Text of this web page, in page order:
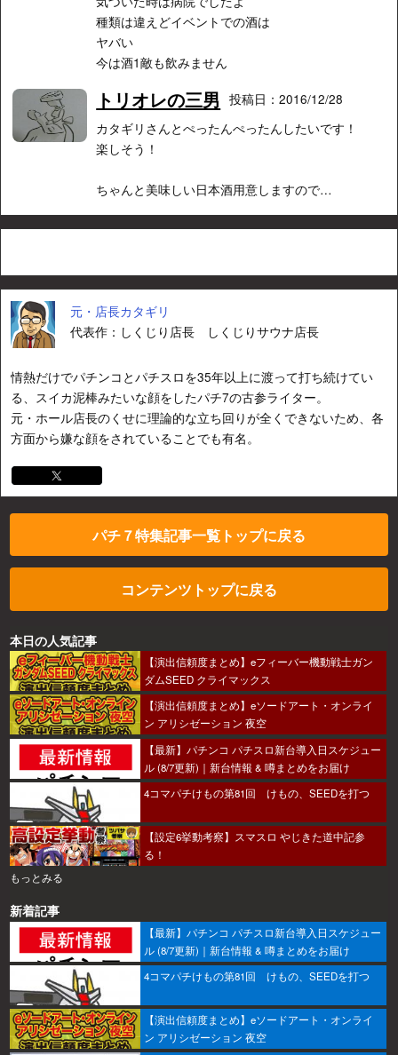
種類は違えどイベントでの酒は
ヤバい
今は酒1敵も飲みません
トリオレの三男
投稿日：2016/12/28
カタギリさんとぺったんぺったんしたいです！
楽しそう！
ちゃんと美味しい日本酒用意しますので…
元・店長カタギリ
代表作：しくじり店長 しくじりサウナ店長
情熱だけでパチンコとパチスロを35年以上に渡って打ち続けてい
る、スイカ泥棒みたいな顔をしたパチ7の古参ライター。
元・ホール店長のくせに理論的な立ち回りが全くできないため、各
方面から嫌な顔をされていることでも有名。
パチ７特集記事一覧トップに戻る
コンテンツトップに戻る
本日の人気記事
【演出信頼度まとめ】eフィーバー機動戦士ガン
ダムSEED クライマックス
【演出信頼度まとめ】eソードアート・オンライ
ン アリシゼーション 夜空
【最新】パチンコ パチスロ新台導入日スケジュー
ル (8/7更新)｜新台情報 & 噂まとめをお届け
4コマパチけもの第81回 けもの、SEEDを打つ
【設定6挙動考察】スマスロ やじきた道中記参
る！
もっとみる
新着記事
【最新】パチンコ パチスロ新台導入日スケジュー
ル (8/7更新)｜新台情報 & 噂まとめをお届け
4コマパチけもの第81回 けもの、SEEDを打つ
【演出信頼度まとめ】eソードアート・オンライ
ン アリシゼーション 夜空